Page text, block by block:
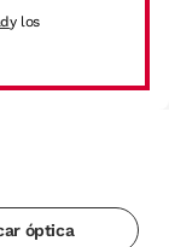
y los
óptica